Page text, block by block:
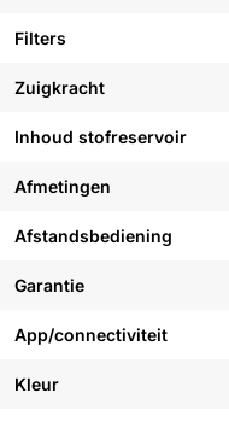
Filters
Zuigkracht
Inhoud stofreservoir
Afmetingen
Afstandsbediening
Garantie
App/connectiviteit
Kleur